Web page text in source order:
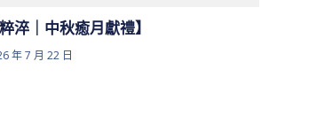
粹淬｜中秋癒月獻禮】
年 7 月 22 日